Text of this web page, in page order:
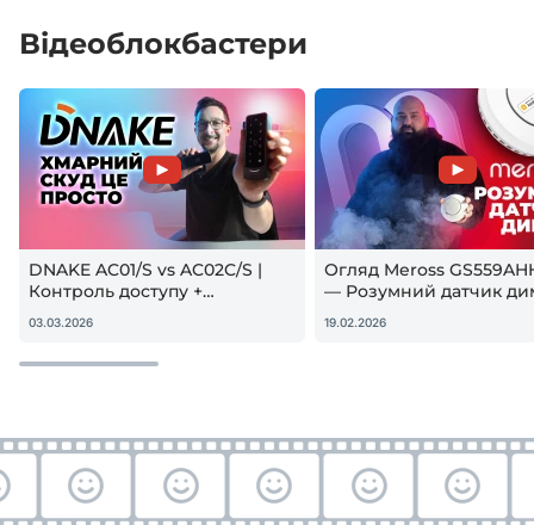
Відеоблокбастери
DNAKE AC01/S vs AC02C/S |
Контроль доступу +
гостьовий QR — реальна
03.03.2026
Огляд Meross
— Розумний датчик
Apple HomeKit! Чи
19.02.2026